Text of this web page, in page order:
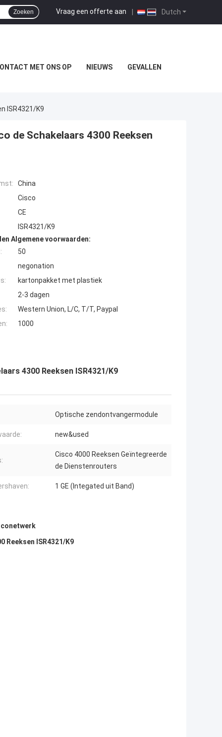
Dutch
Vraag een offerte aan |
Zoeken
MET ONS OP NIEUWS GEVALLEN
ISR4321/K9
de Schakelaars 4300 Reeksen
China
Cisco
CE
ISR4321/K9
Algemene voorwaarden:
50
negonation
kartonpakket met plastiek
2-3 dagen
Western Union, L/C, T/T, Paypal
1000
4300 Reeksen ISR4321/K9
Optische zendontvangermodule
new&used
Cisco 4000 Reeksen Geïntegreerde
de Dienstenrouters
1 GE (Integated uit Band)
Reeksen ISR4321/K9